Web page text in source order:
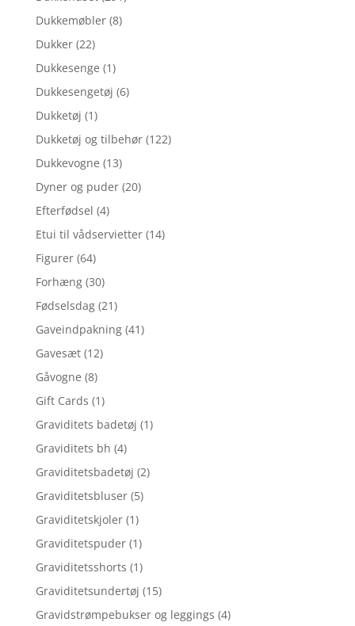
Dukkemøbler (8)
Dukker (22)
Dukkesenge (1)
Dukkesengetøj (6)
Dukketøj (1)
Dukketøj og tilbehør (122)
Dukkevogne (13)
Dyner og puder (20)
Efterfødsel (4)
Etui til vådservietter (14)
Figurer (64)
Forhæng (30)
Fødselsdag (21)
Gaveindpakning (41)
Gavesæt (12)
Gåvogne (8)
Gift Cards (1)
Graviditets badetøj (1)
Graviditets bh (4)
Graviditetsbadetøj (2)
Graviditetsbluser (5)
Graviditetskjoler (1)
Graviditetspuder (1)
Graviditetsshorts (1)
Graviditetsundertøj (15)
Gravidstrømpebukser og leggings (4)